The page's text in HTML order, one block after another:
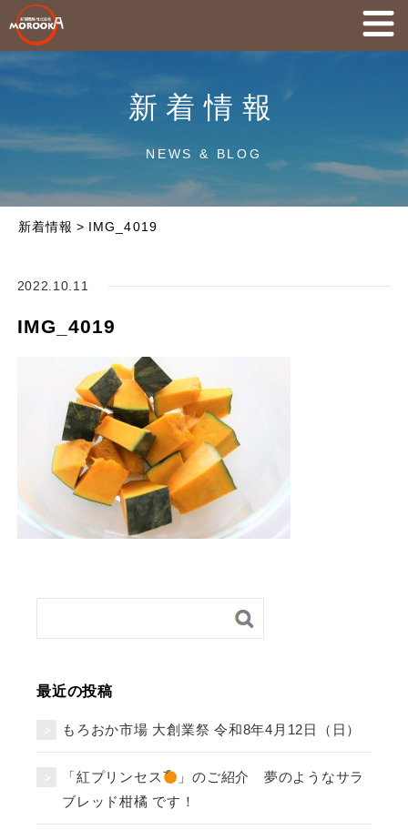
新着情報
NEWS & BLOG
新着情報 > IMG_4019
2022.10.11
IMG_4019
最近の投稿
もろおか市場 大創業祭 令和8年4月12日（日）
「紅プリンセス
」のご紹介 夢のようなサラ
ブレッド柑橘 です！